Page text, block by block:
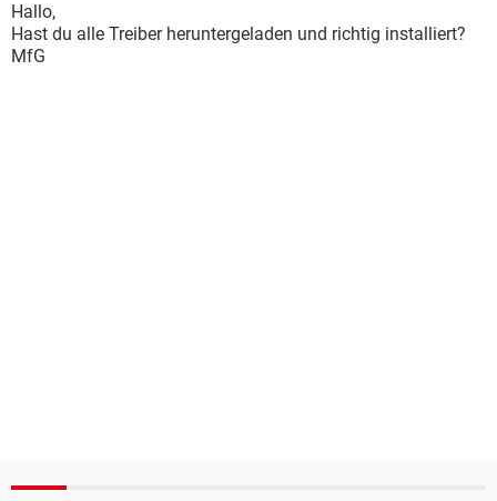
Hallo,
Hast du alle Treiber heruntergeladen und richtig installiert?
MfG